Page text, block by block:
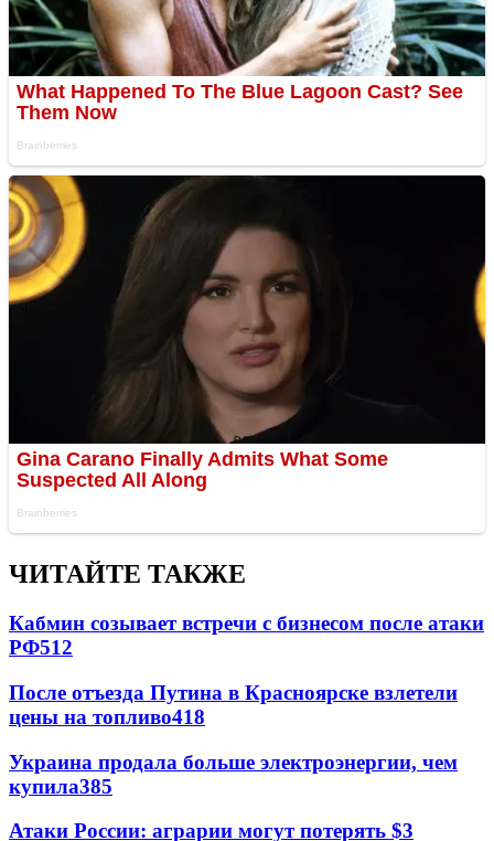
ЧИТАЙТЕ ТАКЖЕ
Кабмин созывает встречи с бизнесом после атаки
РФ512
После отъезда Путина в Красноярске взлетели
цены на топливо418
Украина продала больше электроэнергии, чем
купила385
Атаки России: аграрии могут потерять $3